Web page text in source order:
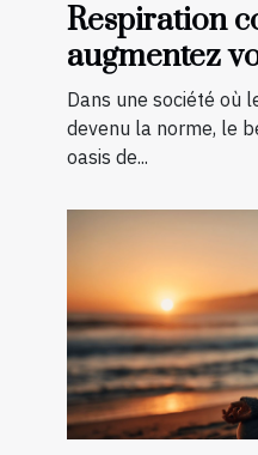
Respiration
augmentez
l'anxiété
Dans une société où
devenu la norme, le
oasis de...